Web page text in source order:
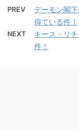
PREV
デーモン閣
得ている件！
NEXT
キース・リ
件！